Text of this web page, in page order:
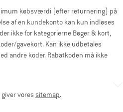
købsværdi (efter returnering) på
af en kundekonto kan kun indløses
ikke for kategorierne Bøger & kort,
gavekort. Kan ikke udbetales
andre koder. Rabatkoden må ikke
voressitemap.